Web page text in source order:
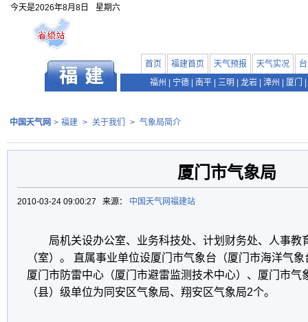
今天是2026年8月8日 星期六
首页 福建首页 天气预报 天气实况
福州
宁德 南平 三明 龙岩 漳州 厦门
中国天气网 > 福建 > 关于我们 > 气象局简介
厦门市气象局
2010-03-24 09:00:27 来源： 中国天气网福建站
局机关设办公室、业务科技处、计划财务处、人事教
（室）。 直属事业单位设厦门市气象台（厦门市海洋气
厦门市防雷中心（厦门市避雷监测技术中心）、厦门市气
（县）级单位为同安区气象局、翔安区气象局2个。